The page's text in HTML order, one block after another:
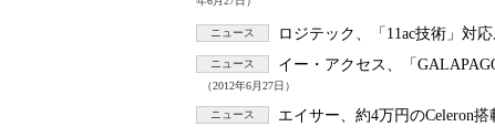
ニュース ロジテック、「11ac技術」対
ニュース イー・アクセス、「
（2012年6月27日）
ニュース エイサー、約4万円のCeleron